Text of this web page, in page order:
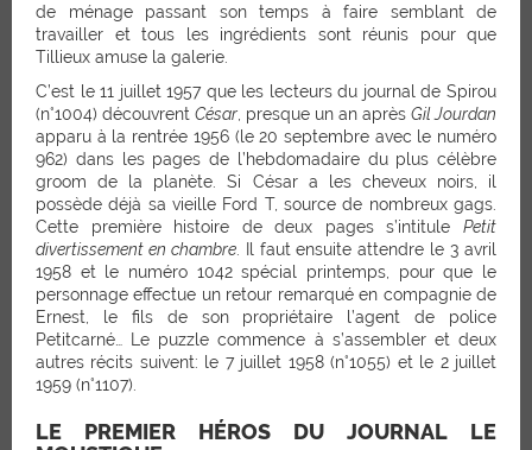
de ménage passant son temps à faire semblant de
travailler et tous les ingrédients sont réunis pour que
Tillieux amuse la galerie.
C’est le 11 juillet 1957 que les lecteurs du journal de Spirou
(n°1004) découvrent César , presque un an après Gil Jourdan
apparu à la rentrée 1956 (le 20 septembre avec le numéro
962) dans les pages de l’hebdomadaire du plus célèbre
groom de la planète. Si César a les cheveux noirs, il
possède déjà sa vieille Ford T, source de nombreux gags.
Cette première histoire de deux pages s’intitule Petit
divertissement en chambre. Il faut ensuite attendre le 3 avril
1958 et le numéro 1042 spécial printemps, pour que le
personnage effectue un retour remarqué en compagnie de
Ernest, le fils de son propriétaire l’agent de police
Petitcarné… Le puzzle commence à s’assembler et deux
autres récits suivent: le 7 juillet 1958 (n°1055) et le 2 juillet
1959 (n°1107).
LE PREMIER HÉROS DU JOURNAL LE